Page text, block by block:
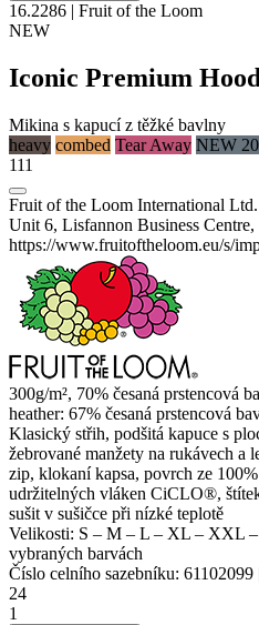
16.2286 | Fruit of the Loom
NEW
Iconic Premium
Mikina s kapucí z těžké bavlny
heavy combed Tear Away NEW
111
Fruit of the Loom International Ltd.
Unit 6, Lisfannon Business
https://www.fruitoftheloom.eu/s/
300g/m², 70% česaná prstencová
heather: 67% česaná prstencová
Klasický střih, podšitá kapuce s
žebrované manžety na rukávech
zip, klokaní kapsa, povrch ze
udržitelných vláken CiCLO®,
sušit v sušičce při nízké teplotě
Velikosti: S – M – L – XL – XXL –
vybraných barvách
Číslo celního sazebníku: 61102099
24
1